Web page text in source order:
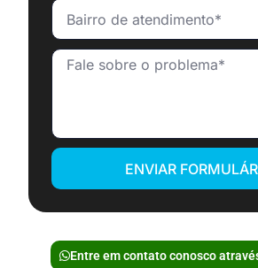
ENVIAR
Entre em contato conosco